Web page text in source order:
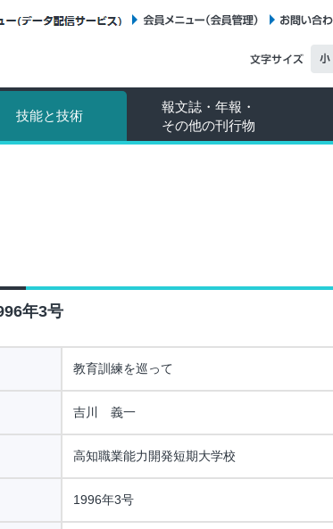
技能と技術
報文誌・年報・
その他の刊行物
年3号
教育訓練を巡って
吉川 義一
高知職業能力開発短期大学校
1996年3号